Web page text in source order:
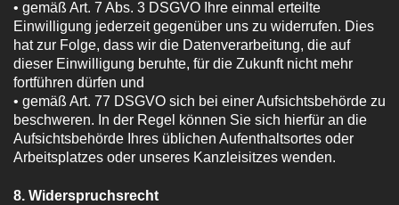
• gemäß Art. 7 Abs. 3 DSGVO Ihre einmal erteilte
Einwilligung jederzeit gegenüber uns zu widerrufen. Dies
hat zur Folge, dass wir die Datenverarbeitung, die auf
dieser Einwilligung beruhte, für die Zukunft nicht mehr
fortführen dürfen und
• gemäß Art. 77 DSGVO sich bei einer Aufsichtsbehörde zu
beschweren. In der Regel können Sie sich hierfür an die
Aufsichtsbehörde Ihres üblichen Aufenthaltsortes oder
Arbeitsplatzes oder unseres Kanzleisitzes wenden.
8. Widerspruchsrecht